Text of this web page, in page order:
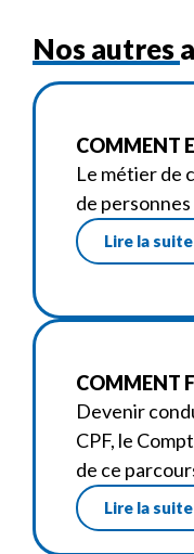
Nos autres
COMMENT
Le métier de
de
Lire la suite
COMMENT
Devenir
CPF, le
de ce
Lire la suite